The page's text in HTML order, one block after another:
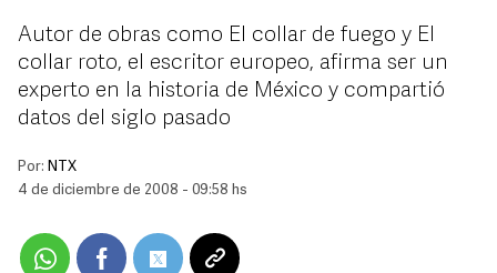
Autor de obras como El collar de fuego y El
collar roto, el escritor europeo, afirma ser un
experto en la historia de México y compartió
datos del siglo pasado
Por: NTX
4 de diciembre de 2008 - 09:58 hs